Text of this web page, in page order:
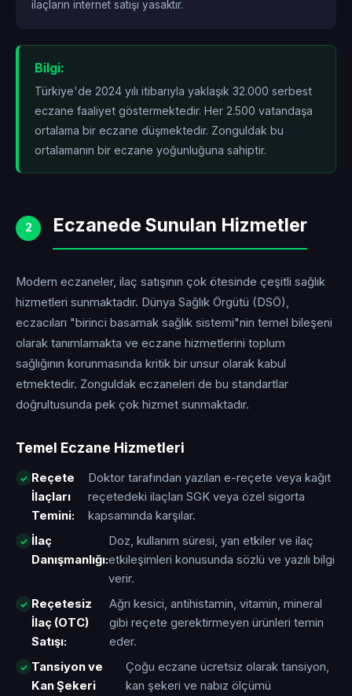
ilaçların internet satışı yasaktır.
Bilgi:
Türkiye'de 2024 yılı itibarıyla yaklaşık 32.000 serbest
eczane faaliyet göstermektedir. Her 2.500 vatandaşa
ortalama bir eczane düşmektedir. Zonguldak bu
ortalamanın bir eczane yoğunluğuna sahiptir.
2 Eczanede Sunulan Hizmetler
Modern eczaneler, ilaç satışının çok ötesinde çeşitli sağlık
hizmetleri sunmaktadır. Dünya Sağlık Örgütü (DSÖ),
eczacıları "birinci basamak sağlık sistemi"nin temel bileşeni
olarak tanımlamakta ve eczane hizmetlerini toplum
sağlığının korunmasında kritik bir unsur olarak kabul
etmektedir. Zonguldak eczaneleri de bu standartlar
doğrultusunda pek çok hizmet sunmaktadır.
Temel Eczane Hizmetleri
Reçete
İlaçları
Temini:
Doktor tarafından yazılan e-reçete veya kağıt
reçetedeki ilaçları SGK veya özel sigorta
kapsamında karşılar.
İlaç
Danışmanlığı:
Doz, kullanım süresi, yan etkiler ve ilaç
etkileşimleri konusunda sözlü ve yazılı bilgi
verir.
Reçetesiz
İlaç (OTC)
Satışı:
Ağrı kesici, antihistamin, vitamin, mineral
gibi reçete gerektirmeyen ürünleri temin
eder.
Tansiyon ve
Kan Şekeri
Çoğu eczane ücretsiz olarak tansiyon,
kan şekeri ve nabız ölçümü